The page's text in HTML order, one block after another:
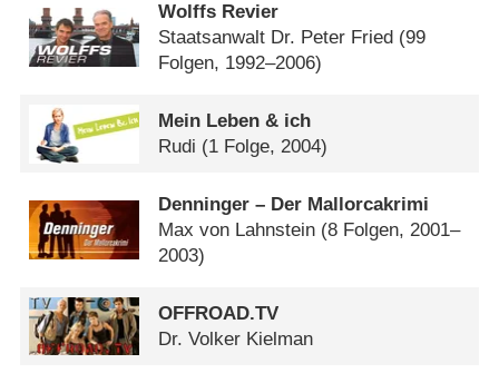
Wolffs Revier
Staatsanwalt Dr. Peter Fried (99
Folgen, 1992–2006)
Mein Leben & ich
Rudi (1 Folge, 2004)
Denninger – Der Mallorcakrimi
Max von Lahnstein (8 Folgen, 2001–
2003)
OFFROAD.TV
Dr. Volker Kielman